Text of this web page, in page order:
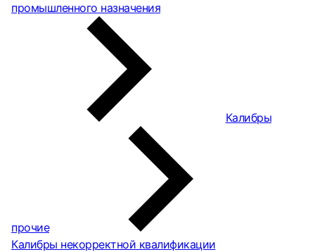
промышленного назначения
Калибры
прочие
Калибры некорректной квалификации